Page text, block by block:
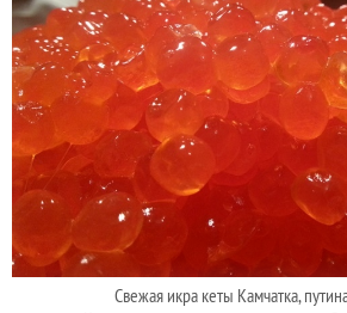
Свежая икра кеты Камчатка,